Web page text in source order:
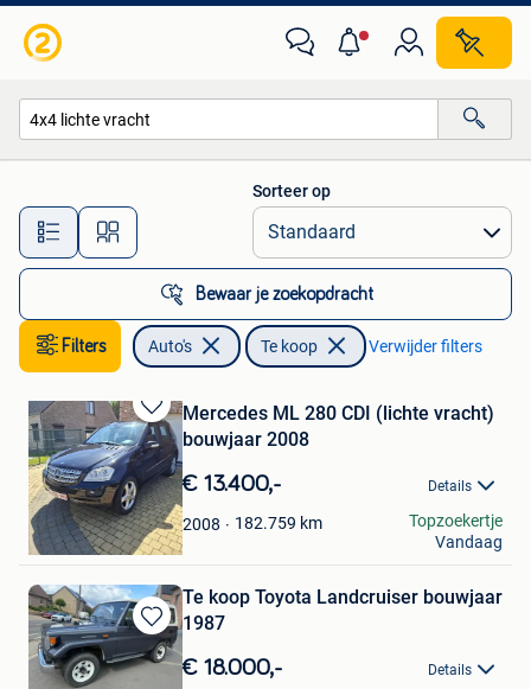
Alle afstanden…
Sorteer op
Bewaar je zoekopdracht
Filters Auto's Te koop Verwijder filters
Bewaren
in
Mijn
Favorieten
Mercedes ML 280 CDI (lichte vracht)
bouwjaar 2008
€ 13.400,- Details
2008 182.759 km
Stefan
Oostham
Topzoekertje
Vandaag
Bewaren
in
Te koop Toyota Landcruiser bouwjaar
1987
€ 18.000,- Details